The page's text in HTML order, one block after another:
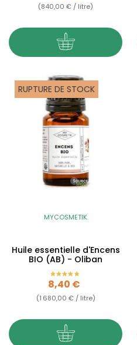
(840,00 € / litre)
RUPTURE DE STOCK
MYCOSMETIK
Huile essentielle d'Encens
BIO (AB) - Oliban
Prix
8,40 €
(1 680,00 € / litre)